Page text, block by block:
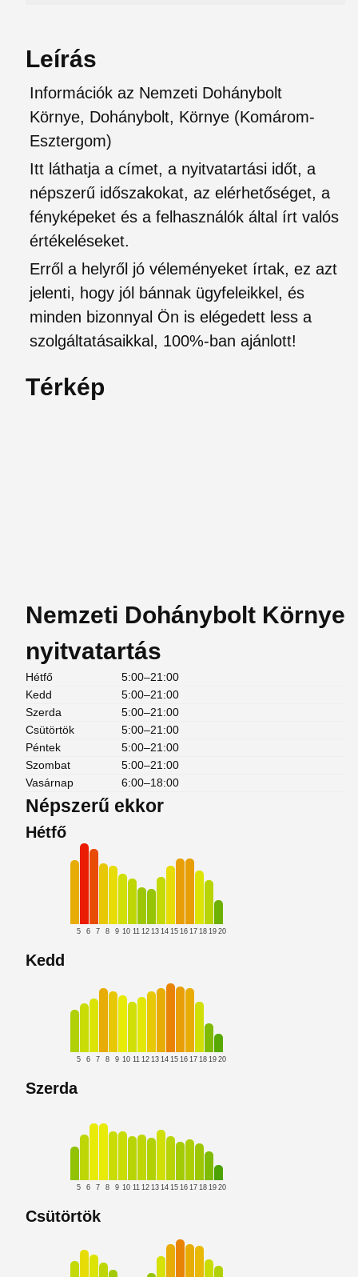
Leírás
Információk az Nemzeti Dohánybolt
Környe, Dohánybolt, Környe (Komárom-
Esztergom)
Itt láthatja a címet, a nyitvatartási időt, a
népszerű időszakokat, az elérhetőséget, a
fényképeket és a felhasználók által írt valós
értékeléseket.
Erről a helyről jó véleményeket írtak, ez azt
jelenti, hogy jól bánnak ügyfeleikkel, és
minden bizonnyal Ön is elégedett less a
szolgáltatásaikkal, 100%-ban ajánlott!
Térkép
Nemzeti Dohánybolt Környe
nyitvatartás
Hétfő
5:00–21:00
Kedd
5:00–21:00
Szerda
5:00–21:00
Csütörtök
5:00–21:00
Péntek
5:00–21:00
Szombat
5:00–21:00
Vasárnap
6:00–18:00
Népszerű ekkor
Hétfő
5 6 7 8 9 10 11 12 13 14 15 16 17 18 19 20
Kedd
5 6 7 8 9 10 11 12 13 14 15 16 17 18 19 20
Szerda
5 6 7 8 9 10 11 12 13 14 15 16 17 18 19 20
Csütörtök